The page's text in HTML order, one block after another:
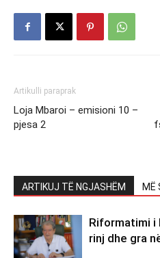
Artikulli paraprak
Loja Mbaroi – emisioni 10 –
pjesa 2
ARTIKUJ TË NGJASHËM MË
Riformatimi i
rinj dhe gra